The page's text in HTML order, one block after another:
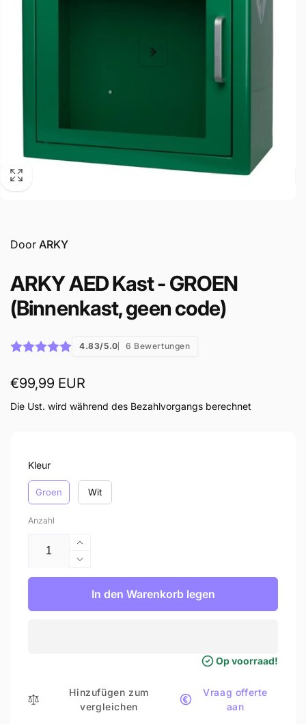
Door ARKY
ARKY AED Kast - GROEN
(Binnenkast, geen code)
4.83/5.0 6 Bewertungen
Normaler
Preis
€99,99 EUR
Die Ust. wird während des Bezahlvorgangs berechnet
KleurKleur
Groen Wit
Anzahl
Erhöhe
die
Menge
für
geen
code)
Verringere
die
Menge
für
(Binnenkast,
geen
In den Warenkorb legen
Op voorraad!
Hinzufügen zum
vergleichen
Vraag offerte
aan